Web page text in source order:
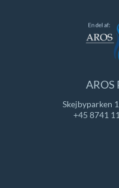
AROS
Skejbyparken
+45 8741